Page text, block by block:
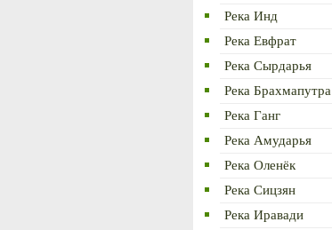
Река Инд
Река Евфрат
Река Сырдарья
Река Брахмапутра
Река Ганг
Река Амударья
Река Оленёк
Река Сицзян
Река Иравади